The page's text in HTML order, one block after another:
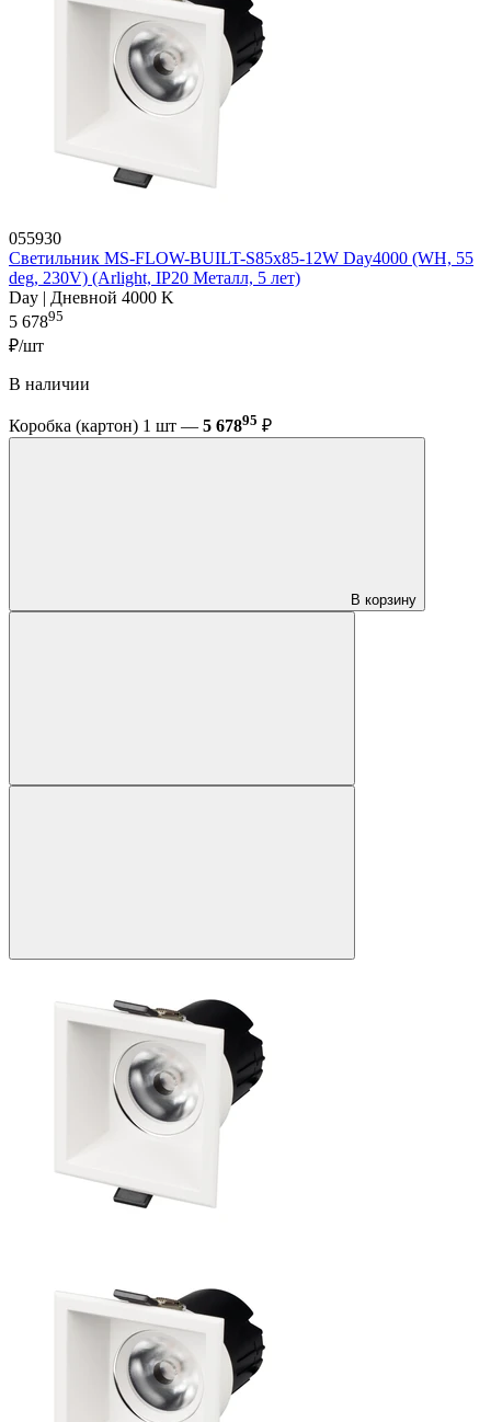
055930
Светильник MS-FLOW-BUILT-S85x85-12W Day4000 (WH, 55
deg, 230V) (Arlight, IP20 Металл, 5 лет)
Day | Дневной 4000 K
5 67895
₽/шт
В наличии
Коробка (картон) 1 шт — 5 67895 ₽
В корзину